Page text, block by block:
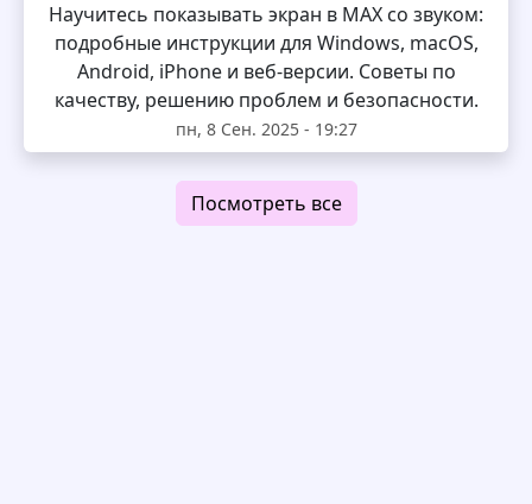
Научитесь показывать экран в MAX со звуком:
подробные инструкции для Windows, macOS,
Android, iPhone и веб-версии. Советы по
качеству, решению проблем и безопасности.
пн, 8 Сен. 2025 - 19:27
Посмотреть все